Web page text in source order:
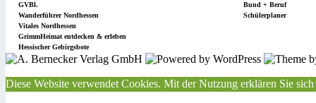
GVBl.
Bund + Beruf
Wanderführer Nordhessen
Schülerplaner
Vitales Nordhessen
GrimmHeimat entdecken & erleben
Hessischer Gebirgsbote
Diese Website verwendet Cookies. Mit der Nutzung erklären Sie